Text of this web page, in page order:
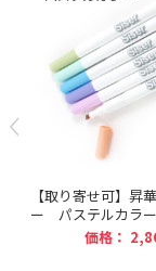
【取り寄せ可】昇
ー パステルカラー
価格：